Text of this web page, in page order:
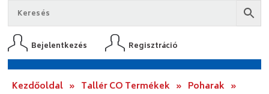
Bejelentkezés Regisztráció
Kezdőoldal » Tallér CO Termékek » Poharak »